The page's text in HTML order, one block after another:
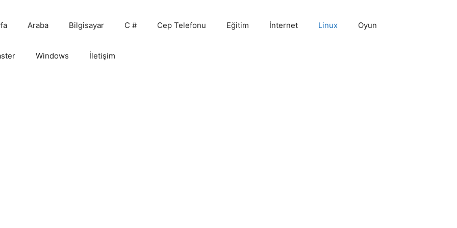
Araba Bilgisayar C # Cep Telefonu Eğitim İnternet Linux Oyun
Windows İletişim